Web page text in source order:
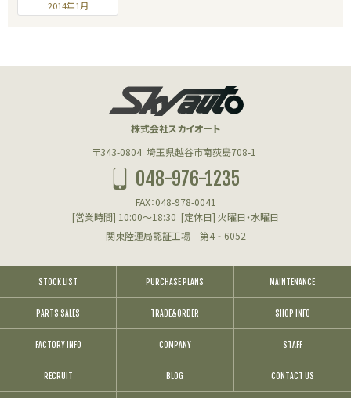
2014年1月
株式会社スカイオート
〒343-0804 埼玉県越谷市南荻島708-1
048-976-1235
FAX：048-978-0041
[営業時間] 10:00～18:30 [定休日] 火曜日・水曜日
関東陸運局認証工場 第4‐6052
STOCK LIST PURCHASE PLANS MAINTENANCE
PARTS SALES TRADE&ORDER SHOP INFO
FACTORY INFO COMPANY STAFF
RECRUIT BLOG CONTACT US